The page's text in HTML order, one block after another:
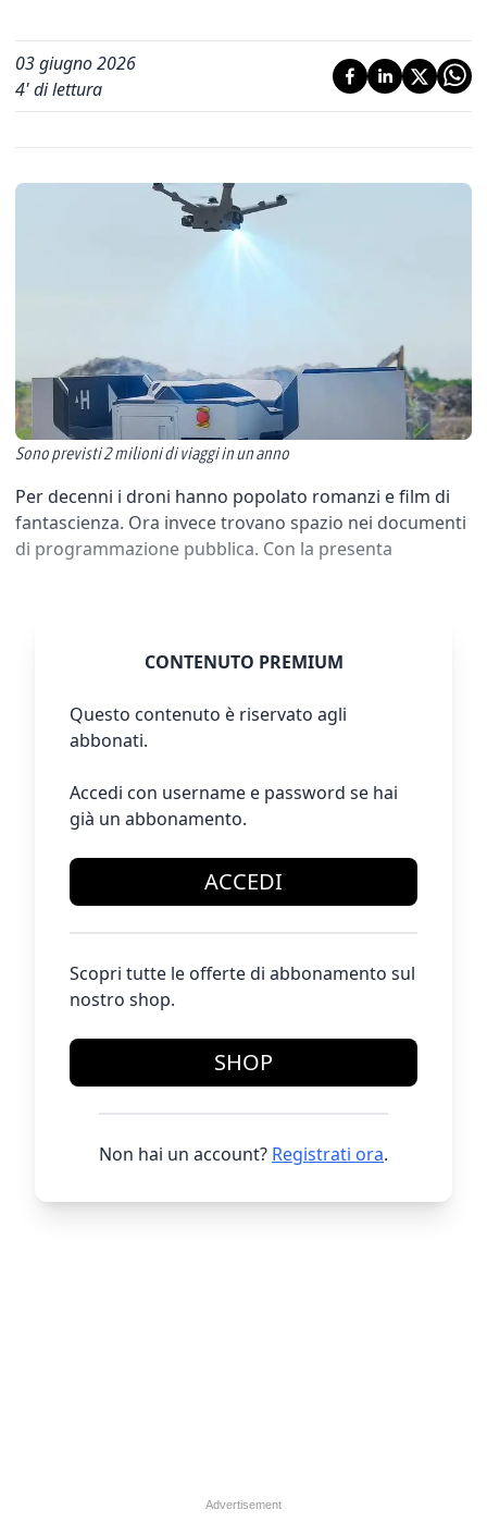
03 giugno 2026
4' di lettura
Sono previsti 2 milioni di viaggi in un anno
Per decenni i droni hanno popolato romanzi e film di
fantascienza. Ora invece trovano spazio nei documenti
di programmazione pubblica. Con la presenta
CONTENUTO PREMIUM
Questo contenuto è riservato agli
abbonati.
Accedi con username e password se hai
già un abbonamento.
ACCEDI
Scopri tutte le offerte di abbonamento sul
nostro shop.
SHOP
Non hai un account? Registrati ora.